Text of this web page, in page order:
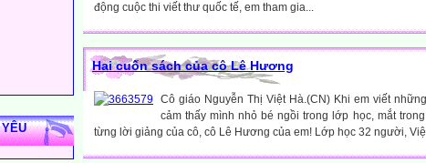
động cuộc thi viết thư quốc tế, em tham gia...
Hai cuốn sách của cô Lê Hương
Cô giáo Nguyễn Thị Việt Hà.(CN) Khi em viết
cảm thấy mình nhỏ bé ngồi trong lớp học, mắt
từng lời giảng của cô, cô Lê Hương của em! Lớp học 32 người,